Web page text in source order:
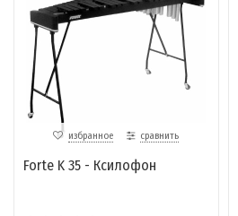
избранное сравнить
Forte K 35 - Ксилофон